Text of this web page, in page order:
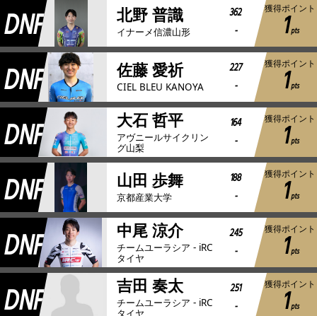
DNF 北野 普識
イナーメ信濃山形
362
-
獲得ポイント
1pts
DNF 佐藤 愛祈
CIEL BLEU KANOYA
227
-
獲得ポイント
1pts
DNF 大石 哲平
アヴニールサイクリン
グ山梨
164
-
獲得ポイント
1pts
DNF 山田 歩舞
京都産業大学
188
-
獲得ポイント
1pts
DNF 中尾 涼介
チームユーラシア - iRC
タイヤ
245
-
獲得ポイント
1pts
DNF 吉田 奏太
チームユーラシア - iRC
タイヤ
251
-
獲得ポイント
1pts